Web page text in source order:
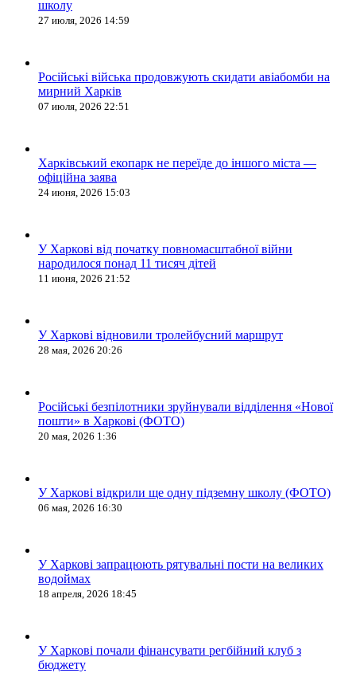
школу
27 июля, 2026 14:59
Російські війська продовжують скидати авіабомби на
мирний Харків
07 июля, 2026 22:51
Харківський екопарк не переїде до іншого міста —
офіційна заява
24 июня, 2026 15:03
У Харкові від початку повномасштабної війни
народилося понад 11 тисяч дітей
11 июня, 2026 21:52
У Харкові відновили тролейбусний маршрут
28 мая, 2026 20:26
Російські безпілотники зруйнували відділення «Нової
пошти» в Харкові (ФОТО)
20 мая, 2026 1:36
У Харкові відкрили ще одну підземну школу (ФОТО)
06 мая, 2026 16:30
У Харкові запрацюють рятувальні пости на великих
водоймах
18 апреля, 2026 18:45
У Харкові почали фінансувати регбійний клуб з
бюджету